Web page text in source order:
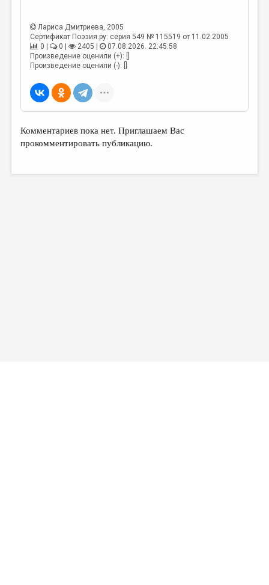
Лариса Дмитриева, 2005
Сертификат Поэзия.ру: серия 549 № 115519 от 11.02.2005
0 |
0 | 2405 |
07.08.2026. 22:45:58
Произведение оценили (+): []
Произведение оценили (-): []
Комментариев пока нет. Приглашаем Вас
прокомментировать публикацию.